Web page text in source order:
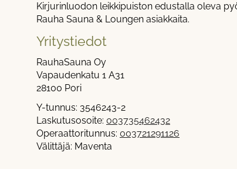
Kirjurinluodon leikkipuiston edustalla oleva
Rauha Sauna & Loungen asiakkaita.
Yritystiedot
RauhaSauna Oy
Vapaudenkatu 1 A31
28100 Pori
Y-tunnus: 3546243-2
Laskutusosoite: 003735462432
Operaattoritunnus: 003721291126
Välittäjä: Maventa